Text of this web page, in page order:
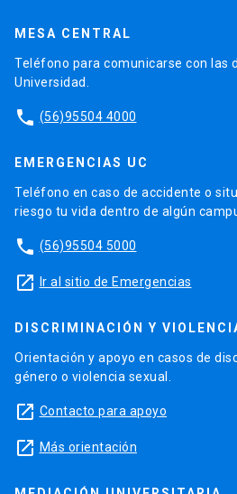
MESA CENTRAL
Teléfono para comunicarse con las
Universidad.
phone (56)95504 4000
EMERGENCIAS UC
Teléfono en caso de accidente o
riesgo tu vida dentro de algún
phone (56)95504 5000
launch Ir al sitio de Emergencias
DISCRIMINACIÓN Y
Orientación y apoyo en casos de
género o violencia sexual.
launch Contacto para apoyo
launch Más orientación